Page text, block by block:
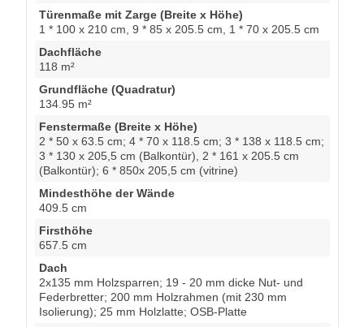
Türenmaße mit Zarge (Breite x Höhe)
1 * 100 x 210 cm, 9 * 85 x 205.5 cm, 1 * 70 x 205.5 cm
Dachfläche
118 m²
Grundfläche (Quadratur)
134.95 m²
Fenstermaße (Breite x Höhe)
2 * 50 x 63.5 cm; 4 * 70 x 118.5 cm; 3 * 138 x 118.5 cm;
3 * 130 x 205,5 cm (Balkontür), 2 * 161 x 205.5 cm
(Balkontür); 6 * 850x 205,5 cm (vitrine)
Mindesthöhe der Wände
409.5 cm
Firsthöhe
657.5 cm
Dach
2x135 mm Holzsparren; 19 - 20 mm dicke Nut- und
Federbretter; 200 mm Holzrahmen (mit 230 mm
Isolierung); 25 mm Holzlatte; OSB-Platte